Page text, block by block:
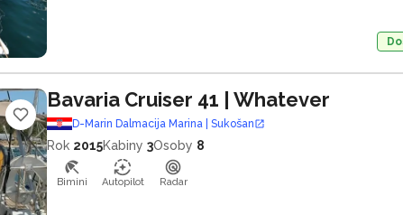
Bavaria Cruiser 41 | Whatever
D-Marin Dalmacija Marina | Sukošan
Rok 2015Kabiny 3Osoby 8
Bimini Autopilot Radar